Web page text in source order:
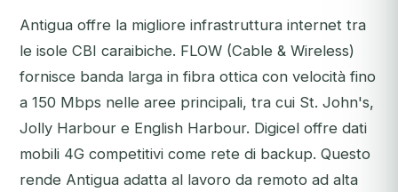
Antigua offre la migliore infrastruttura internet tra
le isole CBI caraibiche. FLOW (Cable & Wireless)
fornisce banda larga in fibra ottica con velocità fino
a 150 Mbps nelle aree principali, tra cui St. John's,
Jolly Harbour e English Harbour. Digicel offre dati
mobili 4G competitivi come rete di backup. Questo
rende Antigua adatta al lavoro da remoto ad alta